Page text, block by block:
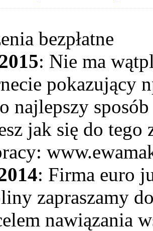
bezpłatne
: Nie ma
pokazujący
najlepszy
jak się do tego
: Firma euro
zapraszamy
nawiązania